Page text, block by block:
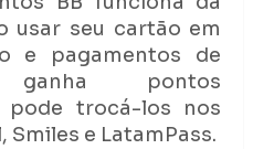
usar seu cartão em
e pagamentos de
pontos
pode trocá-los nos
e LatamPass.